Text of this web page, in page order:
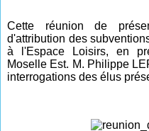
Cette réunion de
d'attribution des
à l'Espace Loisirs, en
Moselle Est. M. Philippe
interrogations des élus